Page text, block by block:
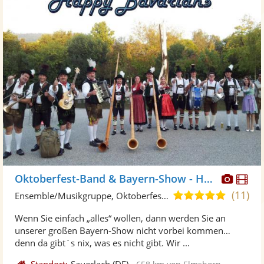
Oktoberfest-Band & Bayern-Show - Happy Bavarians
5,0(11)
Ensemble/Musikgruppe, Oktoberfestband
Wenn Sie einfach „alles“ wollen, dann werden Sie an
unserer großen Bayern-Show nicht vorbei kommen…
denn da gibt`s nix, was es nicht gibt. Wir ...